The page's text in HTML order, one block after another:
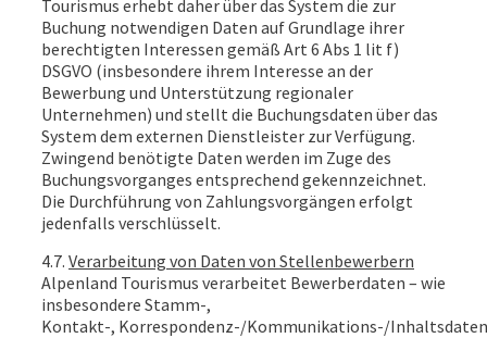
Tourismus erhebt daher über das System die zur
Buchung notwendigen Daten auf Grundlage ihrer
berechtigten Interessen gemäß Art 6 Abs 1 lit f)
DSGVO (insbesondere ihrem Interesse an der
Bewerbung und Unterstützung regionaler
Unternehmen) und stellt die Buchungsdaten über das
System dem externen Dienstleister zur Verfügung.
Zwingend benötigte Daten werden im Zuge des
Buchungsvorganges entsprechend gekennzeichnet.
Die Durchführung von Zahlungsvorgängen erfolgt
jedenfalls verschlüsselt.
4.7. Verarbeitung von Daten von Stellenbewerbern
Alpenland Tourismus verarbeitet Bewerberdaten – wie
insbesondere Stamm-,
Kontakt-, Korrespondenz-/Kommunikations-/Inhaltsdaten